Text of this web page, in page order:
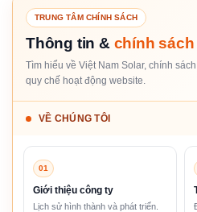
TRUNG TÂM CHÍNH SÁCH
Thông tin & chính sách
Tìm hiểu về Việt Nam Solar, chính
quy chế hoạt động website.
VỀ CHÚNG TÔI
01
Giới thiệu công ty
Lịch sử hình thành và phát triển.